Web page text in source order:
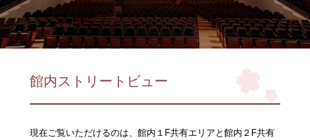
館内ストリートビュー
現在ご覧いただけるのは、館内１F共有エリアと館内２F共有